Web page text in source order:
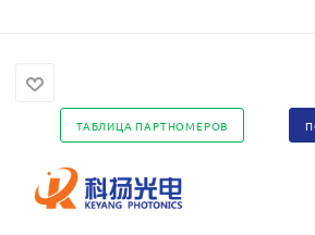
ТАБЛИЦА ПАРТНОМЕРОВ